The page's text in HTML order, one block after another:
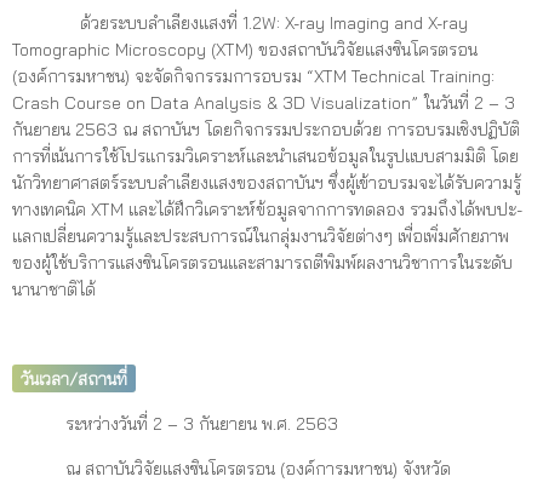
ด้วยระบบลำเลียงแสงที่ 1.2W: X-ray Imaging and X-ray
Tomographic Microscopy (XTM) ของสถาบันวิจัยแสงซินโครตรอน
(องค์การมหาชน) จะจัดกิจกรรมการอบรม “XTM Technical Training:
Crash Course on Data Analysis & 3D Visualization” ในวันที่ 2 – 3
กันยายน 2563 ณ สถาบันฯ โดยกิจกรรมประกอบด้วย การอบรมเชิงปฏิบัติ
การที่เน้นการใช้โปรแกรมวิเคราะห์และนำเสนอข้อมูลในรูปแบบสามมิติ โดย
นักวิทยาศาสตร์ระบบลำเลียงแสงของสถาบันฯ ซึ่งผู้เข้าอบรมจะได้รับความรู้
ทางเทคนิค XTM และได้ฝึกวิเคราะห์ข้อมูลจากการทดลอง รวมถึงได้พบปะ-
แลกเปลี่ยนความรู้และประสบการณ์ในกลุ่มงานวิจัยต่างๆ เพื่อเพิ่มศักยภาพ
ของผู้ใช้บริการแสงซินโครตรอนและสามารถตีพิมพ์ผลงานวิชาการในระดับ
นานาชาติได้
วันเวลา/สถานที่
ระหว่างวันที่ 2 – 3 กันยายน พ.ศ. 2563
ณ สถาบันวิจัยแสงซินโครตรอน (องค์การมหาชน) จังหวัด